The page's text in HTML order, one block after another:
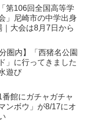
第106回全国高等学
」尼崎市の中学出身
大会は8月7日から
圏内】「西猪名公園
」に行ってきました
遊び
館にガチャガチャ
ンボウ」が8/17にオ